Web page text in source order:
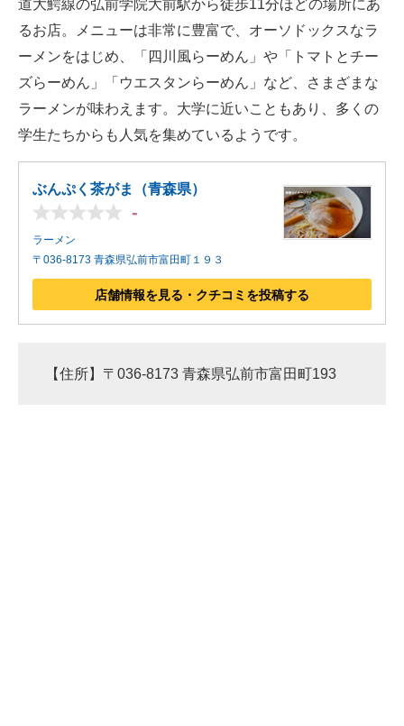
道大鰐線の弘前学院大前駅から徒歩11分ほどの場所にあ
るお店。メニューは非常に豊富で、オーソドックスなラ
ーメンをはじめ、「四川風らーめん」や「トマトとチー
ズらーめん」「ウエスタンらーめん」など、さまざまな
ラーメンが味わえます。大学に近いこともあり、多くの
学生たちからも人気を集めているようです。
ぶんぷく茶がま（青森県）
-
ラーメン
〒036-8173 青森県弘前市富田町１９３
店舗情報を見る・クチコミを投稿する
【住所】〒036-8173 青森県弘前市富田町193